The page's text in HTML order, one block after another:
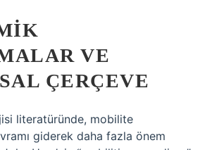
VE
ÇERÇEVE
literatüründe, mobilite
giderek daha fazla önem